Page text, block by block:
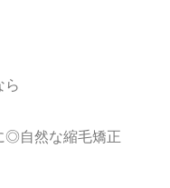
ら
◎自然な縮毛矯正